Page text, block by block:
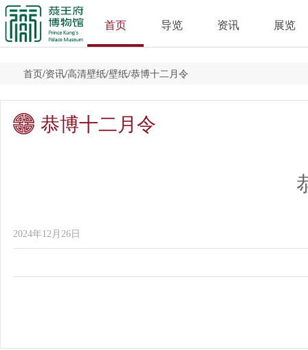
首页 导览 资讯 展览
首页/资讯/高清壁纸/壁纸/恭博十二月令
恭博十二月令
2024年12月26日